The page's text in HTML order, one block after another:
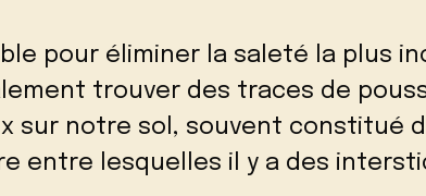
pour éliminer la saleté la plus
trouver des traces de
sur notre sol, souvent constitué
entre lesquelles il y a des